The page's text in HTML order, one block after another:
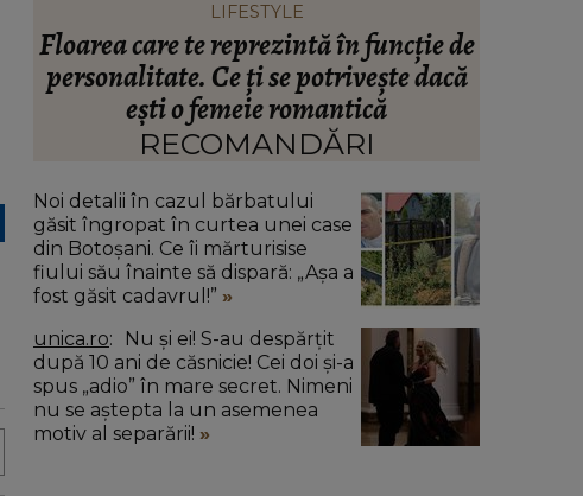
LIFESTYLE
Floarea care te reprezintă în funcție de
personalitate. Ce ți se potrivește dacă
ești o femeie romantică
RECOMANDĂRI
Noi detalii în cazul bărbatului
găsit îngropat în curtea unei case
din Botoșani. Ce îi mărturisise
fiului său înainte să dispară: „Așa a
fost găsit cadavrul!”
unica.ro
după 10 ani de căsnicie! Cei doi și-a
spus „adio” în mare secret. Nimeni
nu se aștepta la un asemenea
motiv al separării!